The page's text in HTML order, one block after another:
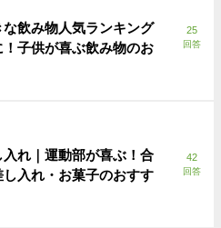
飲み物人気ランキング
！子供が喜ぶ飲み物のお
25
回答
れ｜運動部が喜ぶ！合
入れ・お菓子のおすす
42
回答